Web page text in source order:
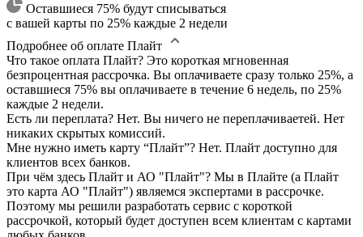
Оставшиеся 75% будут списываться
с вашей карты по 25% каждые 2 недели
Подробнее об оплате Плайт
Что такое оплата Плайт? Это короткая мгновенная
безпроцентная рассрочка. Вы оплачиваете сразу только 25%, а
оставшиеся 75% вы оплачиваете в течение 6 недель, по 25%
каждые 2 недели.
Есть ли переплата? Нет. Вы ничего не переплачиваетей. Нет
никаких скрытых комиссий.
Мне нужно иметь карту “Плайт”? Нет. Плайт доступно для
клиентов всех банков.
При чём здесь Плайт и АО "Плайт"? Мы в Плайте (а Плайт
это карта АО "Плайт") являемся экспертами в рассрочке.
Поэтому мы решили разработать сервис с короткой
рассрочкой, который будет доступен всем клиентам с картами